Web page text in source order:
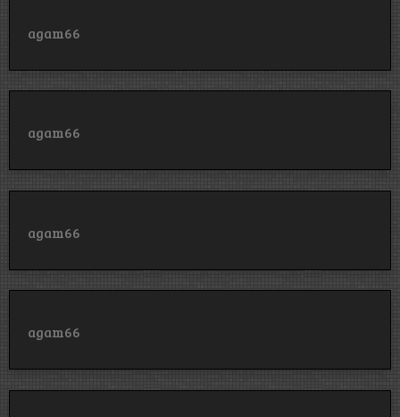
agam66
agam66
agam66
agam66